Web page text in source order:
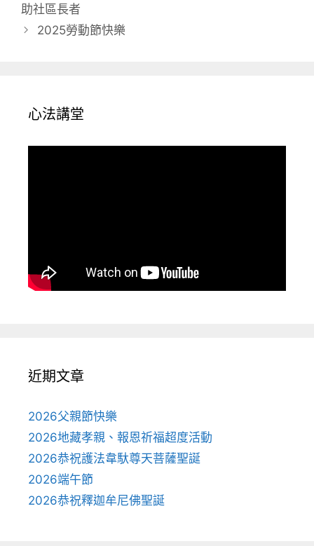
助社區長者
2025勞動節快樂
心法講堂
近期文章
2026父親節快樂
2026地藏孝親、報恩祈福超度活動
2026恭祝護法韋馱尊天菩薩聖誕
2026端午節
2026恭祝釋迦牟尼佛聖誕